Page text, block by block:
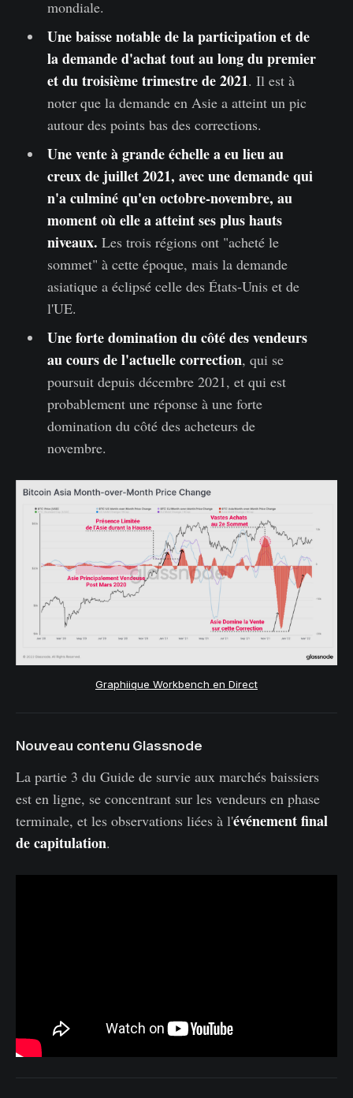
mondiale.
Une baisse notable de la participation et de
la demande d'achat tout au long du premier
et du troisième trimestre de 2021. Il est à
noter que la demande en Asie a atteint un pic
autour des points bas des corrections.
Une vente à grande échelle a eu lieu au
creux de juillet 2021, avec une demande qui
n'a culminé qu'en octobre-novembre, au
moment où elle a atteint ses plus hauts
niveaux. Les trois régions ont "acheté le
sommet" à cette époque, mais la demande
asiatique a éclipsé celle des États-Unis et de
l'UE.
Une forte domination du côté des vendeurs
au cours de l'actuelle correction, qui se
poursuit depuis décembre 2021, et qui est
probablement une réponse à une forte
domination du côté des acheteurs de
novembre.
Graphiique Workbench en Direct
Nouveau contenu Glassnode
La partie 3 du Guide de survie aux marchés baissiers
est en ligne, se concentrant sur les vendeurs en phase
terminale, et les observations liées à l'événement final
de capitulation.